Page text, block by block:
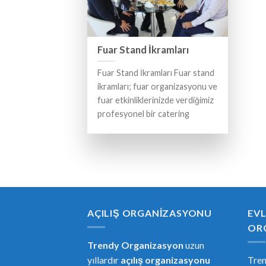
Fuar Stand İkramları
Fuar Stand İkramları Fuar stand
ikramları; fuar organizasyonu ve
fuar etkinliklerinizde verdiğimiz
profesyonel bir catering
AÇILIŞ ORGANIZASYONU
Trendy Organizasyon uzun
yıllardır açılış organizasyonu